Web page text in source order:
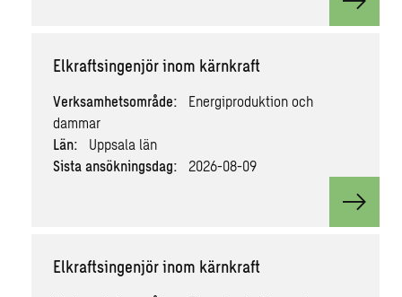
View
Elkraftsingenjör inom kärnkraft
Verksamhetsområde:
Energiproduktion och
dammar
Län:
Uppsala län
Sista ansökningsdag:
2026-08-09
View
Elkraftsingenjör inom kärnkraft